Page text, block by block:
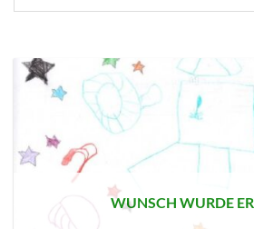
WUNSCH WURDE